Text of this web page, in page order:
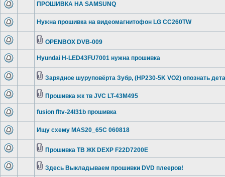
ПРОШИВКА НА SAMSUNQ
Нужна прошивка на видеомагнитофон LG CC260TW
OPENBOX DVB-009
Hyundai H-LED43FU7001 нужна прошивка
Зарядное шуруповёрта Зубр, (HP230-5K VO2) опознать
Прошивка жк тв JVC LT-43M495
fusion fltv-24l31b прошивка
Ищу схему MAS20_65C 060818
Прошивка ТВ ЖК DEXP F22D7200E
Здесь Выкладываем прошивки DVD плееров!